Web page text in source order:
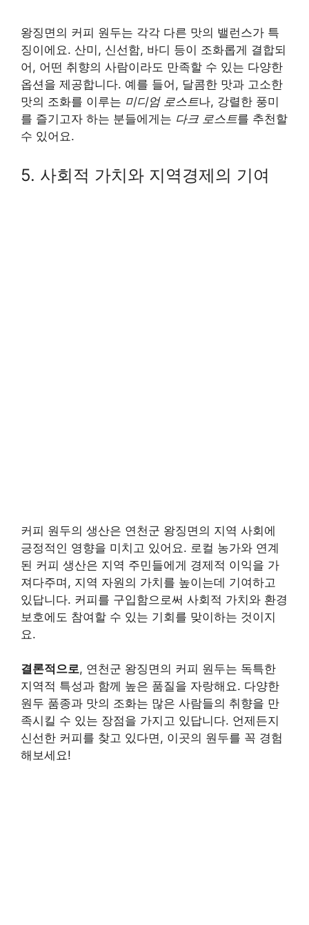
왕징면의 커피 원두는 각각 다른 맛의 밸런스가 특
징이에요. 산미, 신선함, 바디 등이 조화롭게 결합되
어, 어떤 취향의 사람이라도 만족할 수 있는 다양한
옵션을 제공합니다. 예를 들어, 달콤한 맛과 고소한
맛의 조화를 이루는 미디엄 로스트나, 강렬한 풍미
를 즐기고자 하는 분들에게는 다크 로스트를 추천할
수 있어요.
5. 사회적 가치와 지역경제의 기여
커피 원두의 생산은 연천군 왕징면의 지역 사회에
긍정적인 영향을 미치고 있어요. 로컬 농가와 연계
된 커피 생산은 지역 주민들에게 경제적 이익을 가
져다주며, 지역 자원의 가치를 높이는데 기여하고
있답니다. 커피를 구입함으로써 사회적 가치와 환경
보호에도 참여할 수 있는 기회를 맞이하는 것이지
요.
결론적으로, 연천군 왕징면의 커피 원두는 독특한
지역적 특성과 함께 높은 품질을 자랑해요. 다양한
원두 품종과 맛의 조화는 많은 사람들의 취향을 만
족시킬 수 있는 장점을 가지고 있답니다. 언제든지
신선한 커피를 찾고 있다면, 이곳의 원두를 꼭 경험
해보세요!